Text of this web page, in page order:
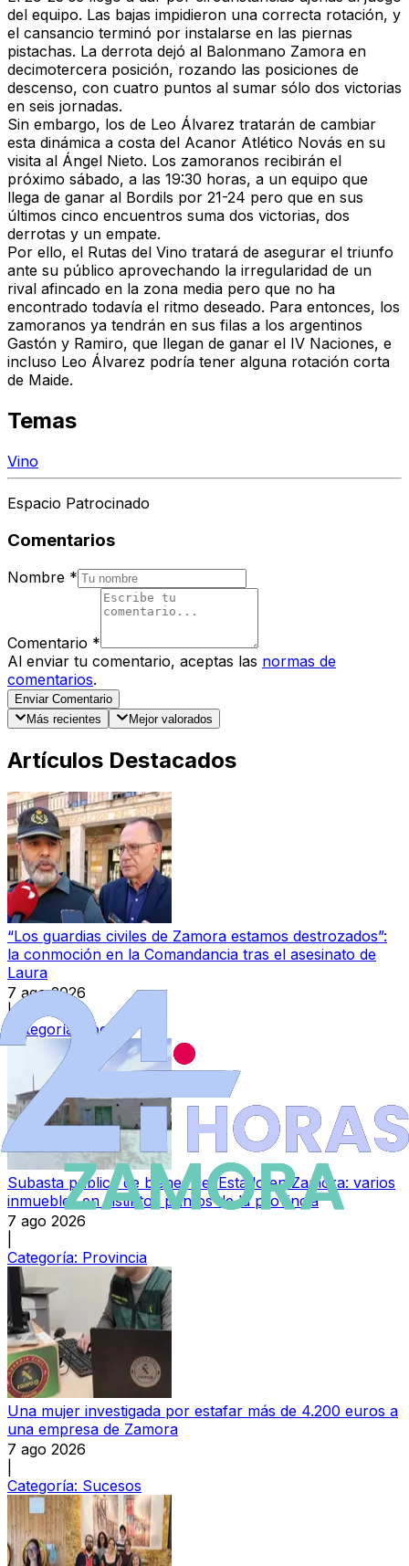
del equipo. Las bajas impidieron una correcta rotación, y
el cansancio terminó por instalarse en las piernas
pistachas. La derrota dejó al Balonmano Zamora en
decimotercera posición, rozando las posiciones de
descenso, con cuatro puntos al sumar sólo dos victorias
en seis jornadas.
Sin embargo, los de Leo Álvarez tratarán de cambiar
esta dinámica a costa del Acanor Atlético Novás en su
visita al Ángel Nieto. Los zamoranos recibirán el
próximo sábado, a las 19:30 horas, a un equipo que
llega de ganar al Bordils por 21-24 pero que en sus
últimos cinco encuentros suma dos victorias, dos
derrotas y un empate.
Por ello, el Rutas del Vino tratará de asegurar el triunfo
ante su público aprovechando la irregularidad de un
rival afincado en la zona media pero que no ha
encontrado todavía el ritmo deseado. Para entonces, los
zamoranos ya tendrán en sus filas a los argentinos
Gastón y Ramiro, que llegan de ganar el IV Naciones, e
incluso Leo Álvarez podría tener alguna rotación corta
de Maide.
Temas
Vino
Espacio Patrocinado
Comentarios
Nombre *
Comentario *
Al enviar tu comentario, aceptas las normas de
comentarios.
Enviar Comentario
Más recientes
Mejor valorados
Artículos Destacados
“Los guardias civiles de Zamora estamos destrozados”:
la conmoción en la Comandancia tras el asesinato de
Laura
7 ago 2026
|
Categoría:
Local
Subasta pública de bienes del Estado en Zamora: varios
inmuebles en distintos puntos de la provincia
7 ago 2026
Categoría: Provincia
Una mujer investigada por estafar más de 4.200 euros a
una empresa de Zamora
7 ago 2026
Categoría: Sucesos